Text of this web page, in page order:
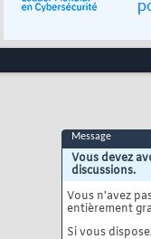
Message
Vous devez
discussions.
Vous n'avez
entièrement
Si vous